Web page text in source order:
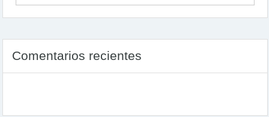
Comentarios recientes